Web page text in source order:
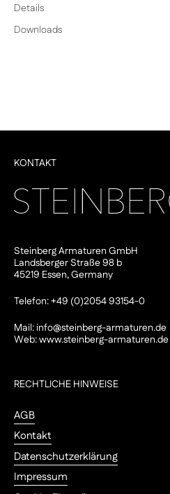
Details
Downloads
KONTAKT
Steinberg Armaturen GmbH
Landsberger Straße 98 b
45219 Essen, Germany
Telefon: +49 (0)2054 93154-0
Mail:info@steinberg-armaturen.de
Web:www.steinberg-armaturen.de
RECHTLICHE HINWEISE
AGB
Kontakt
Datenschutzerklärung
Impressum